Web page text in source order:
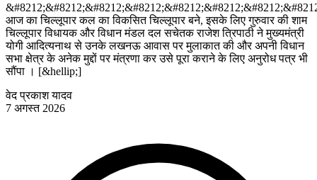
आज का चिल्लूपार कल का विकसित चिल्लूपार बने, इसके लिए गुरुवार की शाम
चिल्लूपार विधायक और विधान मंडल दल सचेतक राजेश त्रिपाठी ने मुख्यमंत्री
योगी आदित्यनाथ से उनके लखनऊ आवास पर मुलाकात की और अपनी विधान
सभा क्षेत्र के अनेक मुद्दों पर मंत्रणा कर उसे पूरा कराने के लिए अनुरोध पत्र भी
सौंपा । [&hellip;]
वेद प्रकाश यादव
7 अगस्त 2026